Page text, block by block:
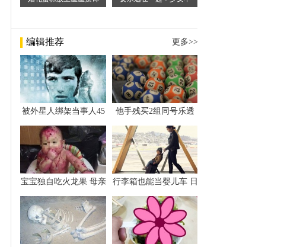
编辑推荐 更多>>
被外星人绑架当事人45
斯卡古拉事件
他手残买2组同号乐透
万
宝宝独自吃火龙果 母亲
行李箱也能当婴儿车 日